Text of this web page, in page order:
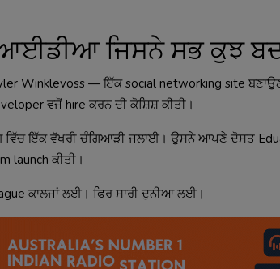
ਜਿਸਨੇ ਸਭ ਕੁਝ
Winklevoss — ਇੱਕ social networking site
ਵਜੋਂ hire ਕਰਨ ਦੀ ਕੋਸ਼ਿਸ਼ ਕੀਤੀ।
ਵਿੱਚ ਇੱਕ ਵੱਖਰੀ ਚੰਗਿਆੜੀ ਜਲਾਈ। ਉਸਨੇ ਆਪਣੇ ਦੋਸਤ
launch ਕੀਤੀ।
ਕਾਲਜਾਂ ਲਈ। ਫਿਰ ਸਾਰੀ ਦੁਨੀਆ ਲਈ।